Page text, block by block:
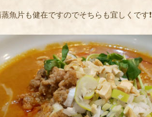
魚片も健在ですのでそちらも宜しくです❗️